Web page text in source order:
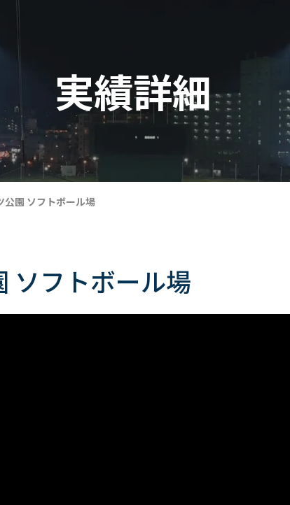
実績詳細
公園 ソフトボール場
ソフトボール場